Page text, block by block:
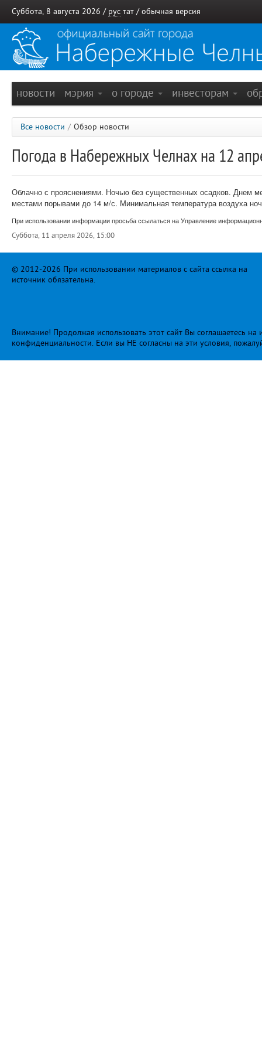
Суббота, 8 августа 2026 / рус тат / обычная версия
новости мэрия о городе инвесторам
Все новости / Обзор новости
Погода в Набережных Челнах на 12
Облачно с прояснениями. Ночью без существенных осадков. Днем
местами порывами до 14 м/с. Минимальная температура воздуха
При использовании информации просьба ссылаться на Управление
Суббота, 11 апреля 2026, 15:00
© 2012-2026 При использовании материалов с сайта ссылка на
источник обязательна.
Внимание! Продолжая использовать этот сайт Вы соглашаетесь
конфиденциальности. Если вы НЕ согласны на эти условия,